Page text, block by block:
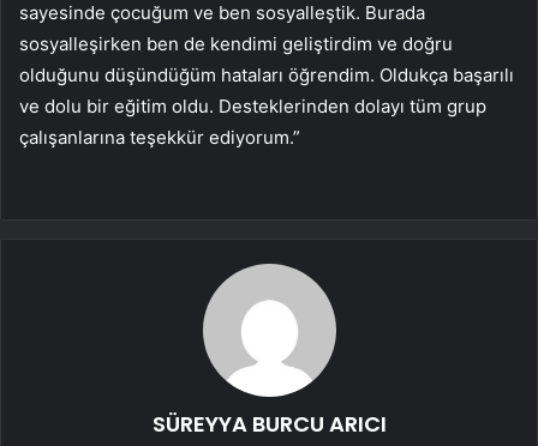
sayesinde çocuğum ve ben sosyalleştik. Burada
sosyalleşirken ben de kendimi geliştirdim ve doğru
olduğunu düşündüğüm hataları öğrendim. Oldukça başarılı
ve dolu bir eğitim oldu. Desteklerinden dolayı tüm grup
çalışanlarına teşekkür ediyorum.”
SÜREYYA BURCU ARICI